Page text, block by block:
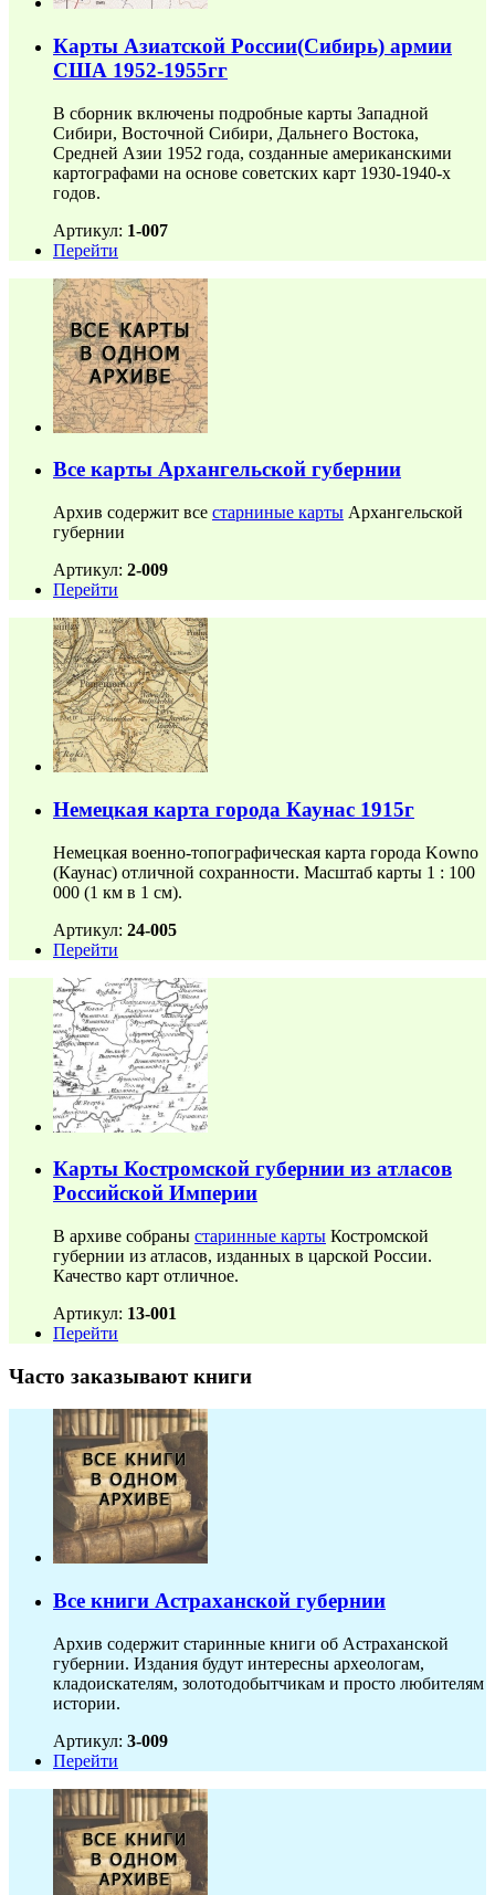
Карты Азиатской России(Сибирь) армии
США 1952-1955гг
В сборник включены подробные карты Западной
Сибири, Восточной Сибири, Дальнего Востока,
Средней Азии 1952 года, созданные американскими
картографами на основе советских карт 1930-1940-х
годов.
Артикул: 1-007
Перейти
Все карты Архангельской губернии
Архив содержит все старниные карты Архангельской
губернии
Артикул: 2-009
Перейти
Немецкая карта города Каунас 1915г
Немецкая военно-топографическая карта города Kowno
(Каунас) отличной сохранности. Масштаб карты 1 : 100
000 (1 км в 1 см).
Артикул: 24-005
Перейти
Карты Костромской губернии из атласов
Российской Империи
В архиве собраны старинные карты Костромской
губернии из атласов, изданных в царской России.
Качество карт отличное.
Артикул: 13-001
Перейти
Часто заказывают книги
Все книги Астраханской губернии
Архив содержит старинные книги об Астраханской
губернии. Издания будут интересны археологам,
кладоискателям, золотодобытчикам и просто любителям
истории.
Артикул: 3-009
Перейти